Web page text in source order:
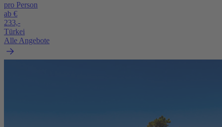
pro Person
ab €
233,-
Türkei
Alle Angebote